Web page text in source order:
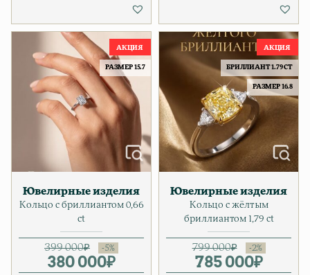
РАЗМЕР 15.7
Ювелирные изделия
Кольцо с бриллиантом 0,66
ct
399 000₽
Первоначальная цена
380 000₽
Текущая цена: 380 000₽.
БРИЛЛИАНТ 1.79 CT
РАЗМЕР 16.8
Ювелирные изделия
Кольцо с жёлтым
бриллиантом 1,79 ct
799 000₽
785 000₽
Текущая